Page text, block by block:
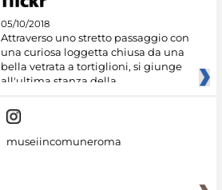
05/10/2018
Attraverso uno stretto passaggio con
una curiosa loggetta chiusa da una
bella vetrata a tortiglioni, si giunge
all'ultima stanza della
museiincomuneroma